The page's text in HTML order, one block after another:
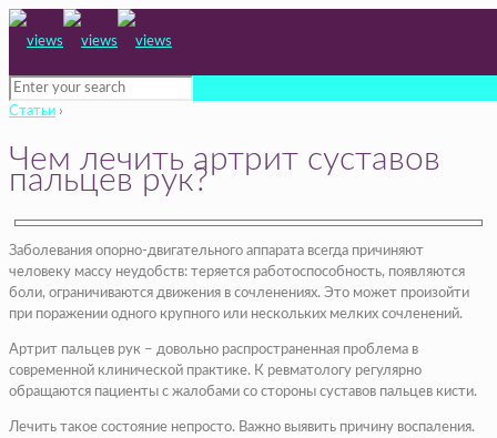
Статьи ›
Чем лечить артрит суставов
пальцев рук?
Заболевания опорно-двигательного аппарата всегда причиняют
человеку массу неудобств: теряется работоспособность, появляются
боли, ограничиваются движения в сочленениях. Это может произойти
при поражении одного крупного или нескольких мелких сочленений.
Артрит пальцев рук – довольно распространенная проблема в
современной клинической практике. К ревматологу регулярно
обращаются пациенты с жалобами со стороны суставов пальцев кисти.
Лечить такое состояние непросто. Важно выявить причину воспаления.